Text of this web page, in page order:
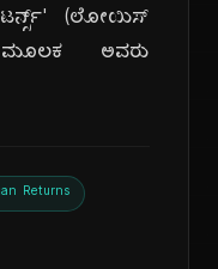
(ಲೋಯಿಸ್
ಅವರು
Returns